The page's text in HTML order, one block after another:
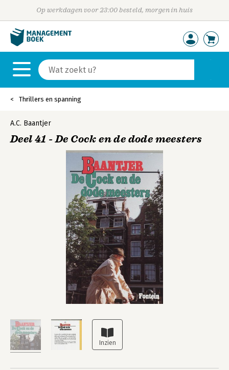
Op werkdagen voor 23:00 besteld, morgen in huis
Thrillers en spanning
A.C. Baantjer
Deel 41 - De Cock en de dode meesters